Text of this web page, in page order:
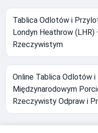
Tablica Odlotów i
Londyn Heathrow (LHR)
Rzeczywistym
Online Tablica Odlotów
Międzynarodowym
Rzeczywisty Odpraw i